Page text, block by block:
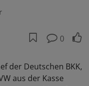
0
der Deutschen BKK,
aus der Kasse